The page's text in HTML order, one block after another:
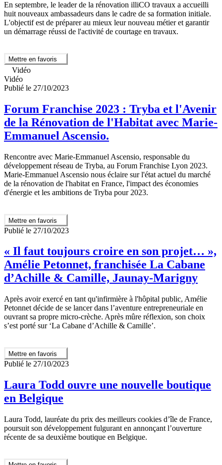
En septembre, le leader de la rénovation illiCO travaux a accueilli
huit nouveaux ambassadeurs dans le cadre de sa formation initiale.
L'objectif est de préparer au mieux leur nouveau métier et garantir
un démarrage réussi de l'activité de courtage en travaux.
Mettre en favoris
Vidéo
Vidéo
Publié le 27/10/2023
Forum Franchise 2023 : Tryba et l'Avenir
de la Rénovation de l'Habitat avec Marie-
Emmanuel Ascensio.
Rencontre avec Marie-Emmanuel Ascensio, responsable du
développement réseau de Tryba, au Forum Franchise Lyon 2023.
Marie-Emmanuel Ascensio nous éclaire sur l'état actuel du marché
de la rénovation de l'habitat en France, l'impact des économies
d'énergie et les ambitions de Tryba pour 2023.
Mettre en favoris
Publié le 27/10/2023
« Il faut toujours croire en son projet… »,
Amélie Petonnet, franchisée La Cabane
d’Achille & Camille, Jaunay-Marigny
Après avoir exercé en tant qu'infirmière à l'hôpital public, Amélie
Petonnet décide de se lancer dans l’aventure entrepreneuriale en
ouvrant sa propre micro-crèche. Après mûre réflexion, son choix
s’est porté sur ‘La Cabane d’Achille & Camille’.
Mettre en favoris
Publié le 27/10/2023
Laura Todd ouvre une nouvelle boutique
en Belgique
Laura Todd, lauréate du prix des meilleurs cookies d’île de France,
poursuit son développement fulgurant en annonçant l’ouverture
récente de sa deuxième boutique en Belgique.